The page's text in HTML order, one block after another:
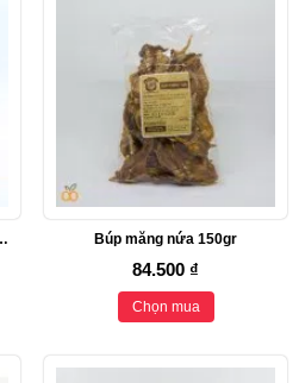
Homefood (550g) Búp măng nứa 150gr
84.500 ₫
Chọn mua